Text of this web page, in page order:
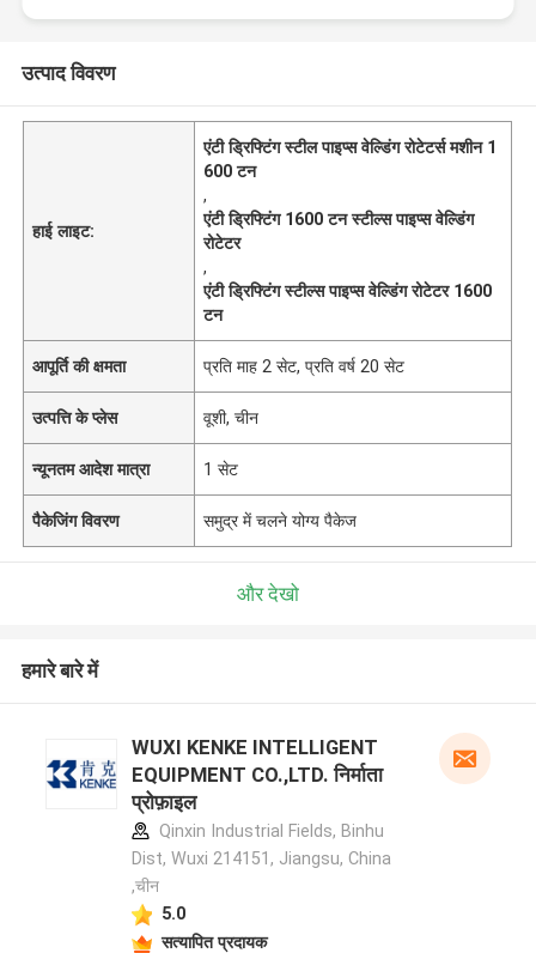
उत्पाद विवरण
हाई लाइट:
एंटी ड्रिफ्टिंग स्टील पाइप्स वेल्डिंग रोटेटर्स मशीन 1
600 टन
,
एंटी ड्रिफ्टिंग 1600 टन स्टील्स पाइप्स वेल्डिंग
रोटेटर
,
एंटी ड्रिफ्टिंग स्टील्स पाइप्स वेल्डिंग रोटेटर 1600
टन
आपूर्ति की क्षमता प्रति माह 2 सेट, प्रति वर्ष 20 सेट
उत्पत्ति के प्लेस वूशी, चीन
न्यूनतम आदेश मात्रा 1 सेट
पैकेजिंग विवरण समुद्र में चलने योग्य पैकेज
और देखो
हमारे बारे में
WUXI KENKE INTELLIGENT
EQUIPMENT CO.,LTD. निर्माता
प्रोफ़ाइल
Qinxin Industrial Fields, Binhu
Dist, Wuxi 214151, Jiangsu, China
,चीन
5.0
सत्यापित प्रदायक